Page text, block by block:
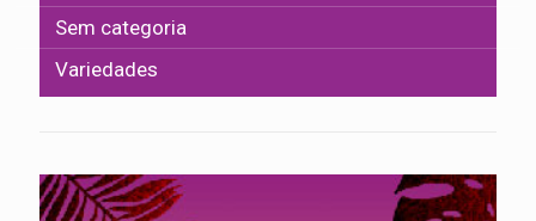
Sem categoria
Variedades